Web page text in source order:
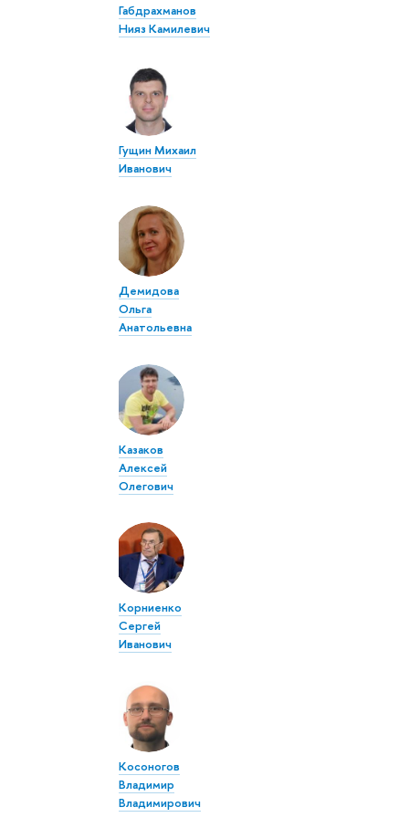
Габдрахманов
Нияз Камилевич
Гущин Михаил
Иванович
Демидова
Ольга
Анатольевна
Казаков
Алексей
Олегович
Корниенко
Сергей
Иванович
Косоногов
Владимир
Владимирович